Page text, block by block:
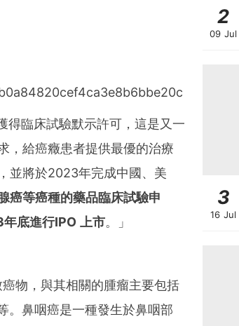
得臨床試驗默示許可，這是又一
，給癌癥患者提供最優的治療
並將於2023年完成中國、美
癌等癌種的藥品臨床試驗申
底進行IPO 上市。」
物，與其相關的腫瘤主要包括
。鼻咽癌是一種發生於鼻咽部
2
09 Jul
3
16 Jul